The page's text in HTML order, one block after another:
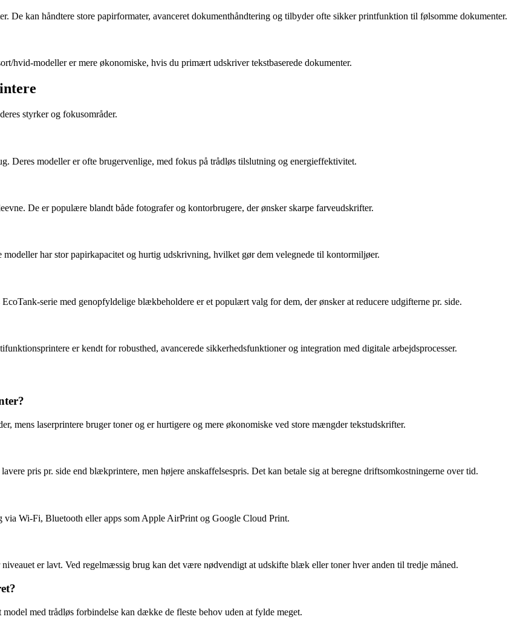
De kan håndtere store papirformater, avanceret dokumenthåndtering og tilbyder ofte sikker printfunktion til følsomme dokumenter.
hvid-modeller er mere økonomiske, hvis du primært udskriver tekstbaserede dokumenter.
styrker og fokusområder.
Deres modeller er ofte brugervenlige, med fokus på trådløs tilslutning og energieffektivitet.
De er populære blandt både fotografer og kontorbrugere, der ønsker skarpe farveudskrifter.
har stor papirkapacitet og hurtig udskrivning, hvilket gør dem velegnede til kontormiljøer.
serie med genopfyldelige blækbeholdere er et populært valg for dem, der ønsker at reducere udgifterne pr. side.
er kendt for robusthed, avancerede sikkerhedsfunktioner og integration med digitale arbejdsprocesser.
laserprintere bruger toner og er hurtigere og mere økonomiske ved store mængder tekstudskrifter.
pris pr. side end blækprintere, men højere anskaffelsespris. Det kan betale sig at beregne driftsomkostningerne over tid.
via Wi-Fi, Bluetooth eller apps som Apple AirPrint og Google Cloud Print.
er lavt. Ved regelmæssig brug kan det være nødvendigt at udskifte blæk eller toner hver anden til tredje måned.
med trådløs forbindelse kan dække de fleste behov uden at fylde meget.